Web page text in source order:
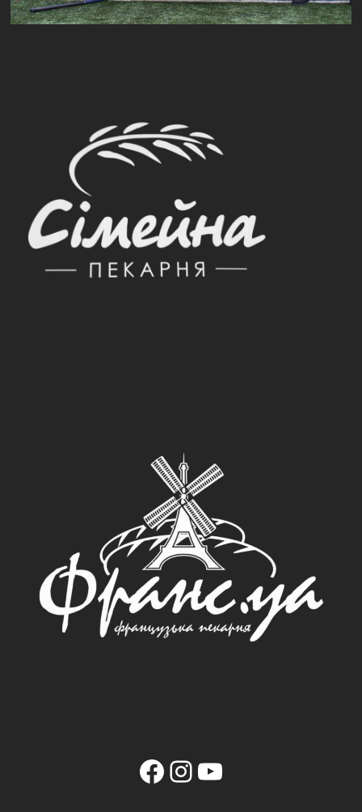
Facebook
Instagram
YouTube